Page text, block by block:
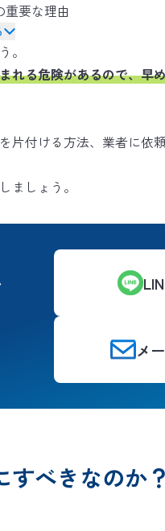
要な理由
。
れる危険があるので、早
片付ける方法、業者に依
ましょう。
メ
すべきなのか